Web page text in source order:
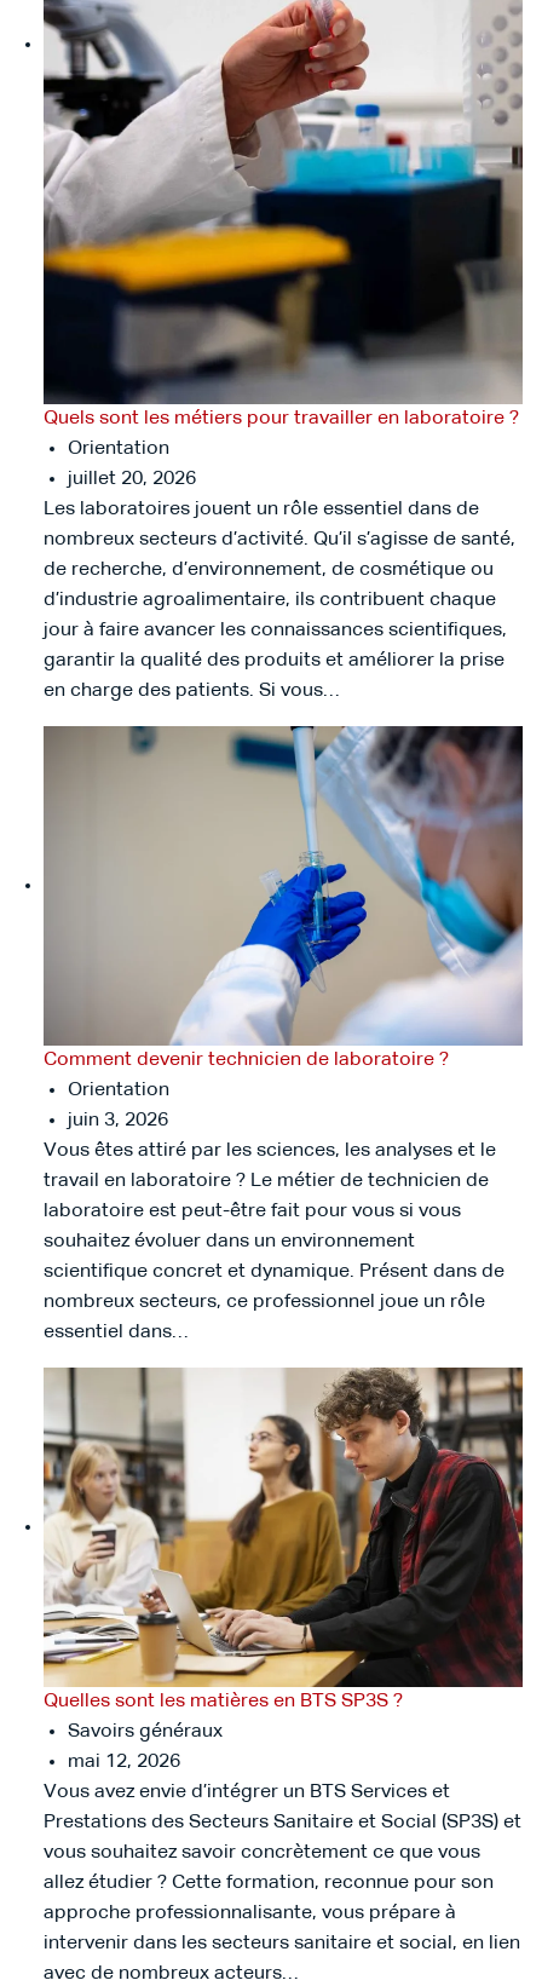
Quels sont les métiers pour travailler en laboratoire ?
Orientation
juillet 20, 2026
Les laboratoires jouent un rôle essentiel dans de
nombreux secteurs d’activité. Qu’il s’agisse de santé,
de recherche, d’environnement, de cosmétique ou
d’industrie agroalimentaire, ils contribuent chaque
jour à faire avancer les connaissances scientifiques,
garantir la qualité des produits et améliorer la prise
en charge des patients. Si vous…
Comment devenir technicien de laboratoire ?
Orientation
juin 3, 2026
Vous êtes attiré par les sciences, les analyses et le
travail en laboratoire ? Le métier de technicien de
laboratoire est peut-être fait pour vous si vous
souhaitez évoluer dans un environnement
scientifique concret et dynamique. Présent dans de
nombreux secteurs, ce professionnel joue un rôle
essentiel dans…
Quelles sont les matières en BTS SP3S ?
Savoirs généraux
mai 12, 2026
Vous avez envie d’intégrer un BTS Services et
Prestations des Secteurs Sanitaire et Social (SP3S) et
vous souhaitez savoir concrètement ce que vous
allez étudier ? Cette formation, reconnue pour son
approche professionnalisante, vous prépare à
intervenir dans les secteurs sanitaire et social, en lien
avec de nombreux acteurs…